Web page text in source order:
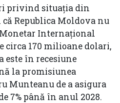
privind situaţia din
Republica Moldova nu
Internaţional
circa 170 milioane dolari,
este în recesiune
la promisiunea
Munteanu de a asigura
7% până în anul 2028.